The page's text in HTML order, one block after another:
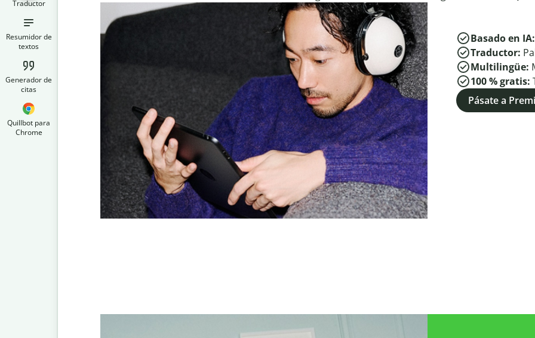
Traductor
Resumidor de
textos
Generador de
citas
Quillbot para
Chrome
Basado en IA:
Traductor:
Multilingüe:
100 % gratis:
Pásate a